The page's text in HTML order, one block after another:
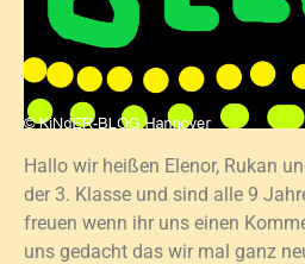
Hallo wir heißen Elenor, Rukan
der 3. Klasse und sind alle 9
freuen wenn ihr uns einen
uns gedacht das wir mal ganz